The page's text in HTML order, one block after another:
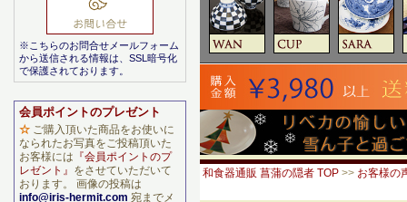
和食器通販 菖蒲の隠者 TOP >> お客様の
※こちらのお問合せメールフォーム
から送信される情報は、SSL暗号化
で保護されております。
会員ポイントのプレゼント
☆ ご購入頂いた商品をお使いに
なられたお写真をご投稿頂いた
お客様には 『会員ポイントのプ
レゼント』 をさせていただいて
おります。 画像の投稿は
info@iris-hermit.com 宛までメ